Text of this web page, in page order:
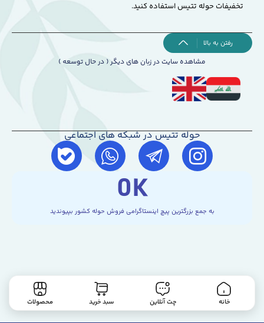
تخفیفات حوله تتیس استفاده کنید.
رفتن به بالا
مشاهده سایت در زبان های دیگر ( در حال توسعه )
حوله تتیس در شبکه های اجتماعی
به جمع بزرگترین پیچ اینستاگرامی فروش حوله کشور بپیوندید
K
0
خانه چت آنلاین سبد خرید محصولات